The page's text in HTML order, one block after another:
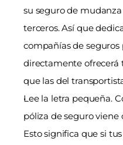
su seguro de
terceros. Así que
compañías de seguros
directamente ofrecerá
que las del
Lee la letra pequeña.
póliza de seguro viene
Esto significa que si